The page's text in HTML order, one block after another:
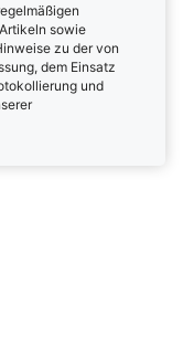
sowie
zu der von
dem Einsatz
und